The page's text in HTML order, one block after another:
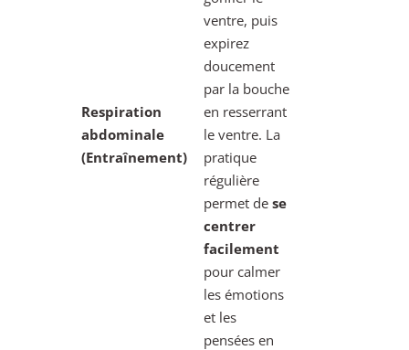
Respiration
abdominale
(Entraînement)
ventre, puis
expirez
doucement
par la bouche
en resserrant
le ventre. La
pratique
régulière
permet dese
centrer
facilement
pour calmer
les émotions
et les
pensées en